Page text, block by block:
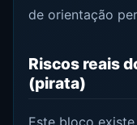
de orientação
Riscos reais
(pirata)